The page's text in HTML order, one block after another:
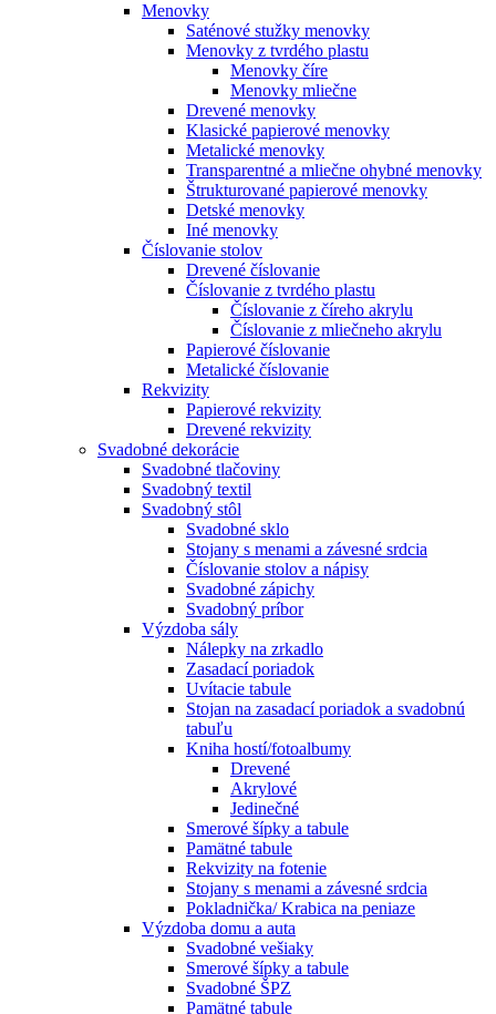
Menovky
Saténové stužky menovky
Menovky z tvrdého plastu
Menovky číre
Menovky mliečne
Drevené menovky
Klasické papierové menovky
Metalické menovky
Transparentné a mliečne ohybné menovky
Štrukturované papierové menovky
Detské menovky
Iné menovky
Číslovanie stolov
Drevené číslovanie
Číslovanie z tvrdého plastu
Číslovanie z číreho akrylu
Číslovanie z mliečneho akrylu
Papierové číslovanie
Metalické číslovanie
Rekvizity
Papierové rekvizity
Drevené rekvizity
Svadobné dekorácie
Svadobné tlačoviny
Svadobný textil
Svadobný stôl
Svadobné sklo
Stojany s menami a závesné srdcia
Číslovanie stolov a nápisy
Svadobné zápichy
Svadobný príbor
Výzdoba sály
Nálepky na zrkadlo
Zasadací poriadok
Uvítacie tabule
Stojan na zasadací poriadok a svadobnú
tabuľu
Kniha hostí/fotoalbumy
Drevené
Akrylové
Jedinečné
Smerové šípky a tabule
Pamätné tabule
Rekvizity na fotenie
Stojany s menami a závesné srdcia
Pokladnička/ Krabica na peniaze
Výzdoba domu a auta
Svadobné vešiaky
Smerové šípky a tabule
Svadobné ŠPZ
Pamätné tabule